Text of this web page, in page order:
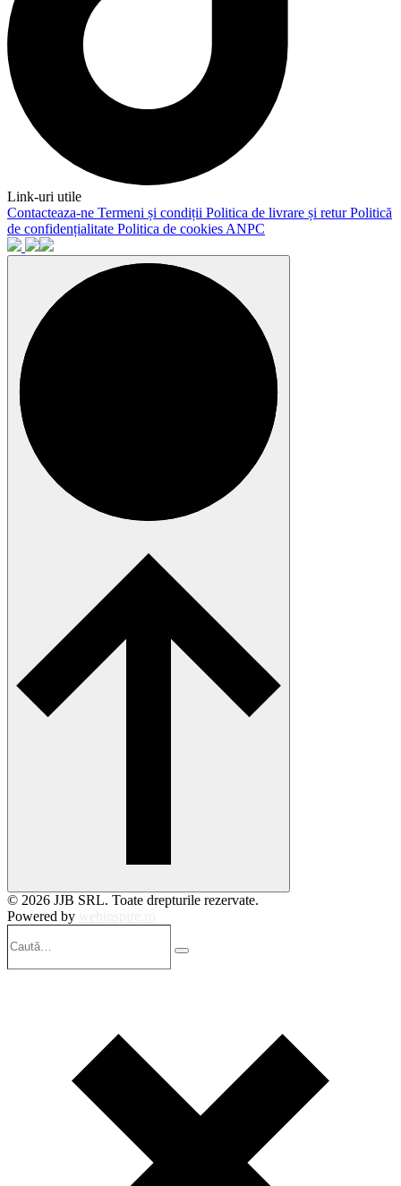
Link-uri utile
Contacteaza-ne Termeni și condiții Politica de livrare și returPolitică
de confidențialitate Politica de cookies ANPC
© 2026 JJB SRL. Toate drepturile rezervate.
Powered by
Search